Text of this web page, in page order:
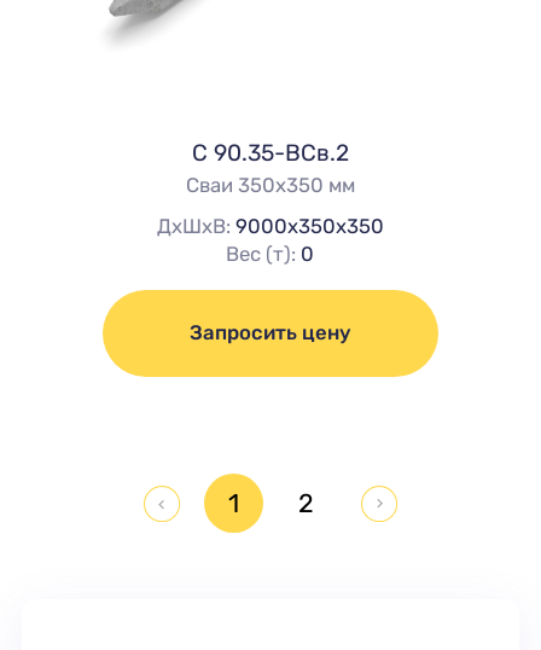
C 90.35-ВСв.2
Сваи 350х350 мм
ДхШхВ: 9000х350х350
Вес (т): 0
Запросить цену
1 2